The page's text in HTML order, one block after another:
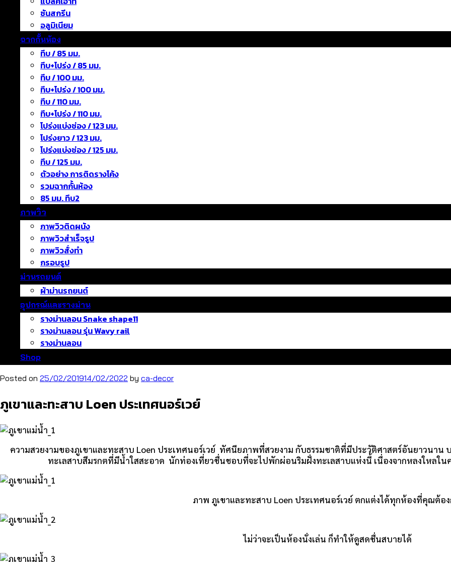
ซันสกรีน
อลูมิเนียม
ฉากกั้นห้อง
ทึบ / 85 มม.
ทึบ+โปร่ง / 85 มม.
ทึบ / 100 มม.
ทึบ+โปร่ง / 100 มม.
ทึบ / 110 มม.
ทึบ+โปร่ง / 110 มม.
โปร่งแบ่งช่อง / 123 มม.
โปร่งยาว / 123 มม.
โปร่งแบ่งช่อง / 125 มม.
ทึบ / 125 มม.
ตัวอย่าง การติดรางโค้ง
รวมฉากกั้นห้อง
85 มม. ทึบ2
ภาพวิว
ภาพวิวติดผนัง
ภาพวิวสำเร็จรูป
ภาพวิวสั่งทำ
กรอบรูป
ม่านรถยนต์
ผ้าม่านรถยนต์
อุปกรณ์และรางม่าน
รางม่านลอน Snake shape11
รางม่านลอน รุ่น Wavy rail
รางม่านลอน
Shop
Posted on 25/02/201914/02/2022 by ca-decor
ภูเขาและทะสาบ Loen ประเทศนอร์เวย์
ความสวยงามของภูเขาและทะสาบ Loen ประเทศนอร์เวย์ ทัศนียภาพที่สวยงาม กับธรรมชาติที่มีประวัติศาสตร์อันยาวนาน
ทะเลสาบสีมรกตที่มีน้ำใสสะอาด นักท่องเที่ยวชื่นชอบที่จะไปพักผ่อนริมฝั่งทะเลสาบแห่งนี้ เนื่องจากหลงใหลใน
ภาพ ภูเขาและทะสาบ Loen ประเทศนอร์เวย์ ตกแต่งได้ทุกห้องที่คุณต้อง
ไม่ว่าจะเป็นห้องนั่งเล่น ก็ทำให้ดูสดชื่นสบายได้